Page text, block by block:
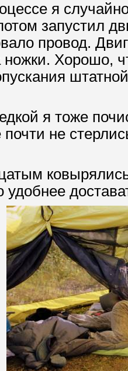
я
запустил
провод.
Хорошо,
я тоже
не